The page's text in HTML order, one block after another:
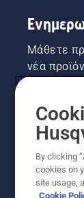
Μάθετε
νέα
By clicking
cookies on
site usage,
Cookie